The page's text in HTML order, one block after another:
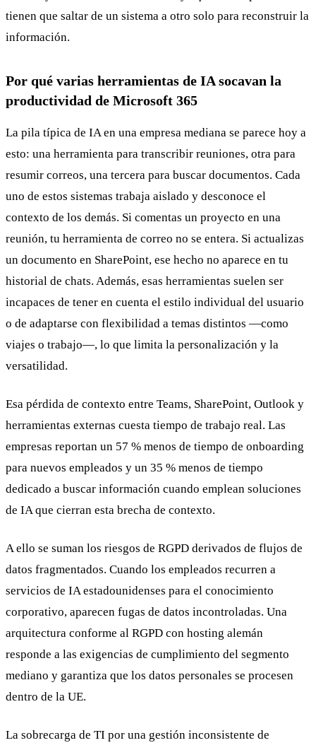
tienen que saltar de un sistema a otro solo para reconstruir la
información.
Por qué varias herramientas de IA socavan la
productividad de Microsoft 365
La pila típica de IA en una empresa mediana se parece hoy a
esto: una herramienta para transcribir reuniones, otra para
resumir correos, una tercera para buscar documentos. Cada
uno de estos sistemas trabaja aislado y desconoce el
contexto de los demás. Si comentas un proyecto en una
reunión, tu herramienta de correo no se entera. Si actualizas
un documento en SharePoint, ese hecho no aparece en tu
historial de chats. Además, esas herramientas suelen ser
incapaces de tener en cuenta el estilo individual del usuario
o de adaptarse con flexibilidad a temas distintos —como
viajes o trabajo—, lo que limita la personalización y la
versatilidad.
Esa pérdida de contexto entre Teams, SharePoint, Outlook y
herramientas externas cuesta tiempo de trabajo real. Las
empresas reportan un 57 % menos de tiempo de onboarding
para nuevos empleados y un 35 % menos de tiempo
dedicado a buscar información cuando emplean soluciones
de IA que cierran esta brecha de contexto.
A ello se suman los riesgos de RGPD derivados de flujos de
datos fragmentados. Cuando los empleados recurren a
servicios de IA estadounidenses para el conocimiento
corporativo, aparecen fugas de datos incontroladas. Una
arquitectura conforme al RGPD con hosting alemán
responde a las exigencias de cumplimiento del segmento
mediano y garantiza que los datos personales se procesen
dentro de la UE.
La sobrecarga de TI por una gestión inconsistente de